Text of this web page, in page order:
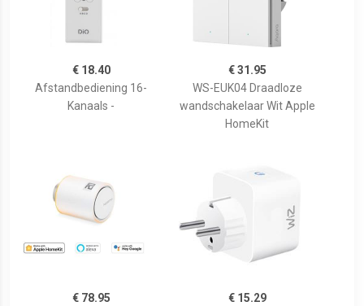
€ 18.40
Afstandbediening 16-
Kanaals -
€ 31.95
WS-EUK04 Draadloze
wandschakelaar Wit Apple
HomeKit
€ 78.95
€ 15.29